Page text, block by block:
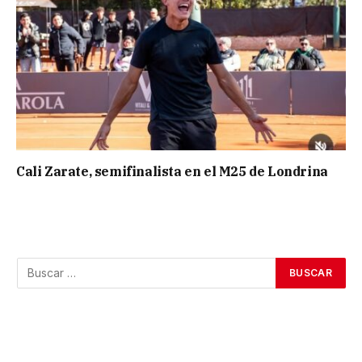
Cali Zarate, semifinalista en el M25 de Londrina